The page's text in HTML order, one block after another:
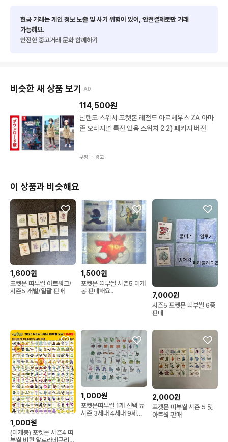
⭐️아르세우스 포함168종세트는 문의주세요⭐️
세요😄
100장2000원에 드려요
🙏밤에는바로 답 못드릴수 있어요 아침에 답 드리니 기다려주세요
😀🙏
✉️반택 준등기2000 일택4000
✉️교환 환불X🙂
🙏배송중 분실사고는 택배사에 보상처리 해주세요판매자 책임 없
습니다🙏
현금 거래는 개인 정보 노출 및 사기 위험이 있어, 안전결제로만 거래
가능해요.
안전한 중고거래 문화 함께하기
비슷한 새 상품 보기 AD
114,500원
닌텐도 스위치 포켓몬 레전드 아르세우스 ZA 아마
존 오리지널 특전 있음 스위치 2 2) 패키지 버전
쿠팡 ・ 광고
이 상품과 비슷해요
1,600원
포켓몬 띠부씰 아트워크/
시즌5 개별/일괄 판매
1,500원
포켓몬 띠부씰 시즌5 미개
봉 판매해요..
7,000원
시즌5 포켓몬 띠부씰 6종
판매
1,000원
(미개봉) 포켓몬 시즌4 띠
부씰 비퀸 알로라데구리
1,000원
포켓몬띠부씰 1개 선택 뉴
시즌 3세대 4세대 9세대
2,000원
포켓몬 띠부씰 시즌 5 및
아트웍 판매